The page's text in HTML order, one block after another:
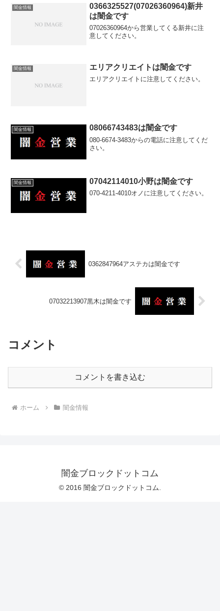
闇金情報
0366325527(07026360964)新井
は闇金です
07026360964から営業してくる新井に注
意してください。
闇金情報 エリアクリエイトは闇金です
エリアクリエイトに注意してください。
闇金情報 08066743483は闇金です
080-6674-3483からの電話に注意してくだ
さい。
闇金情報 07042114010小野は闇金です
070-4211-4010オノに注意してください。
0362847964アステカは闇金です
07032213907黒木は闇金です
コメント
コメントを書き込む
ホーム 闇金情報
闇金ブロックドットコム
© 2016 闇金ブロックドットコム.